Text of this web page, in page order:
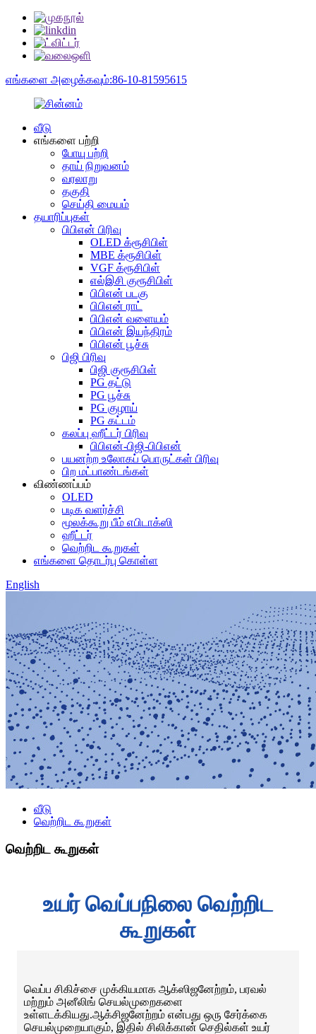
எங்களை அழைக்கவும்:86-10-81595615
வீடு
எங்களை பற்றி
போயு பற்றி
தாய் நிறுவனம்
வரலாறு
தகுதி
செய்தி மையம்
தயாரிப்புகள்
பிபிஎன் பிரிவு
OLED க்ரூசிபிள்
MBE க்ரூசிபிள்
VGF க்ரூசிபிள்
எல்இசி குரூசிபிள்
பிபிஎன் படகு
பிபிஎன் ராட்
பிபிஎன் வளையம்
பிபிஎன் இயந்திரம்
பிபிஎன் பூச்சு
பிஜி பிரிவு
பிஜி குரூசிபிள்
PG தட்டு
PG பூச்சு
PG குழாய்
PG கட்டம்
கலப்பு ஹீட்டர் பிரிவு
பிபிஎன்-பிஜி-பிபிஎன்
பயனற்ற உலோகப் பொருட்கள் பிரிவு
பிற மட்பாண்டங்கள்
விண்ணப்பம்
OLED
படிக வளர்ச்சி
மூலக்கூறு பீம் எபிடாக்ஸி
ஹீட்டர்
வெற்றிட கூறுகள்
எங்களை தொடர்பு கொள்ள
English
வீடு
வெற்றிட கூறுகள்
வெற்றிட கூறுகள்
உயர் வெப்பநிலை வெற்றிட
கூறுகள்
வெப்ப சிகிச்சை முக்கியமாக ஆக்ஸிஜனேற்றம், பரவல்
மற்றும் அனீலிங் செயல்முறைகளை
உள்ளடக்கியது.ஆக்சிஜனேற்றம் என்பது ஒரு சேர்க்கை
செயல்முறையாகும், இதில் சிலிக்கான் செதில்கள் உயர்